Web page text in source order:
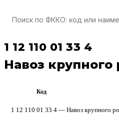
1 12 110 01 33 4
Навоз крупного
Код
1 12 110 01 33 4 — Навоз крупного